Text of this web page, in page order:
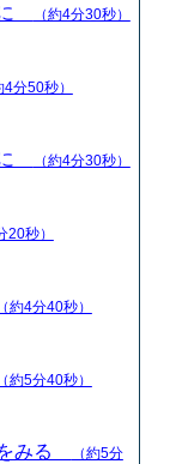
に （約4分30秒）
4分50秒）
に （約4分30秒）
20秒）
（約4分40秒）
（約5分40秒）
みる （約5分